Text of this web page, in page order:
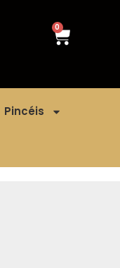
0
Pincéis